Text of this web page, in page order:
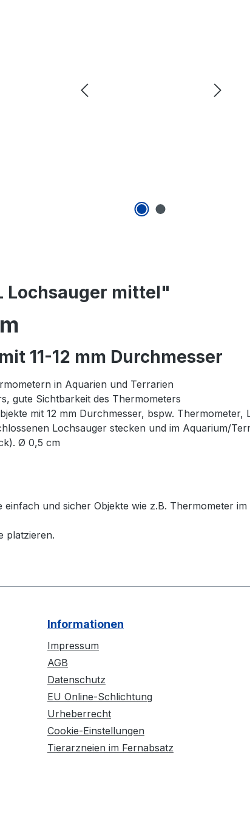
Lochsauger mittel"
11-12 mm Durchmesser
in Aquarien und Terrarien
gute Sichtbarkeit des Thermometers
mit 12 mm Durchmesser, bspw. Thermometer,
Lochsauger stecken und im Aquarium/
Ø 0,5 cm
und sicher Objekte wie z.B. Thermometer im
platzieren.
Informationen
Impressum
AGB
Datenschutz
EU Online-Schlichtung
Urheberrecht
Cookie-Einstellungen
Tierarzneien im Fernabsatz